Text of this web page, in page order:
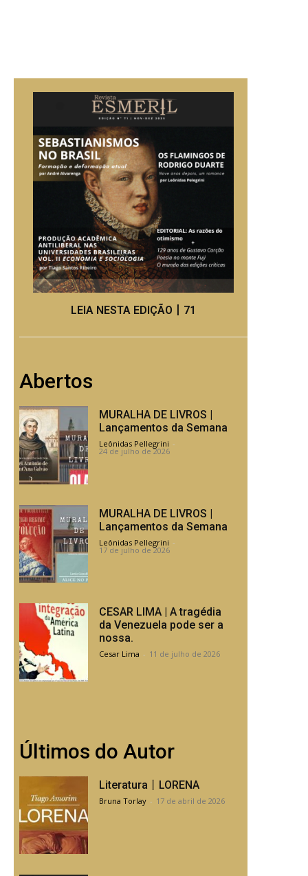
LEIA NESTA EDIÇÃO丨71
Abertos
MURALHA DE LIVROS |
Lançamentos da Semana
Leônidas Pellegrini -
24 de julho de 2026
MURALHA DE LIVROS |
Lançamentos da Semana
Leônidas Pellegrini -
17 de julho de 2026
CESAR LIMA | A tragédia
da Venezuela pode ser a
nossa.
Cesar Lima - 11 de julho de 2026
Últimos do Autor
Literatura丨LORENA
Bruna Torlay - 17 de abril de 2026